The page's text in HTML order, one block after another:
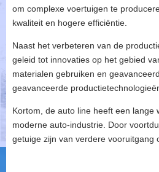
om complexe voertuigen te
kwaliteit en hogere efficiëntie.
Naast het verbeteren van de
geleid tot innovaties op het gebied
materialen gebruiken en
geavanceerde
Kortom, de auto line heeft een
moderne auto-industrie. Door
getuige zijn van verdere vooruitgang